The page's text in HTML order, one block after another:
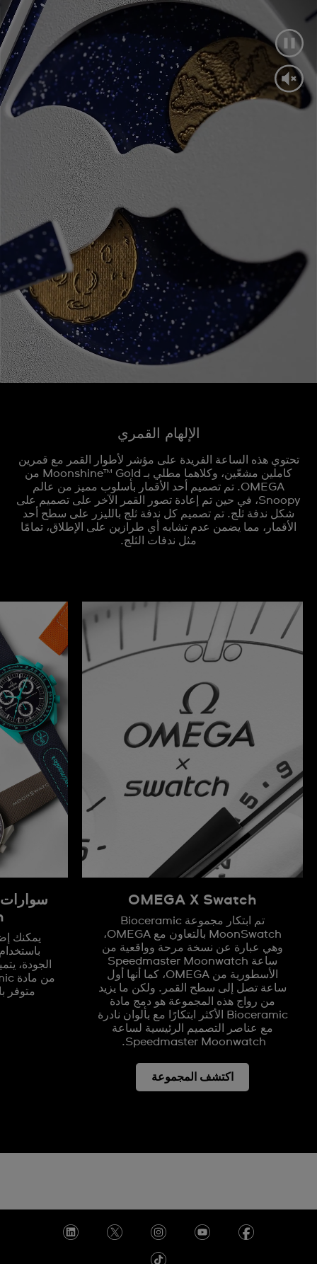
الإلهام القمري
تحتوي هذه الساعة الفريدة على مؤشر لأطوار القمر مع قمرين
كاملين مشعّين، وكلاهما مطلي بـ Moonshine™ Gold من
OMEGA. تم تصميم أحد الأقمار بأسلوب مميز من عالم
Snoopy، في حين تم إعادة تصور القمر الآخر على تصميم على
شكل ندفة ثلج. تم تصميم كل ندفة ثلج بالليزر على سطح أحد
الأقمار، مما يضمن عدم تشابه أي طرازين على الإطلاق، تمامًا
مثل ندفات الثلج.
OMEGA X Swatch
تم ابتكار مجموعة Bioceramic
MoonSwatch بالتعاون مع OMEGA،
وهي عبارة عن نسخة مرحة وواقعية من
ساعة Speedmaster Moonwatch
الأسطورية من OMEGA، كما أنها أول
ساعة تصل إلى سطح القمر. ولكن ما يزيد
من رواج هذه المجموعة هو دمج مادة
Bioceramic الأكثر ابتكارًا مع بألوان نادرة
مع عناصر التصميم الرئيسية لساعة
Speedmaster Moonwatch.
اكتشف المجموعة
يمكنك
الجودة،
متوفر